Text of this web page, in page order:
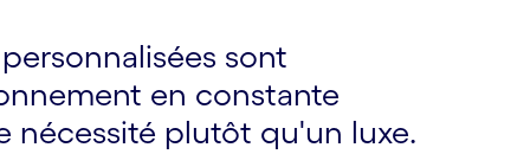
sont
en constante
nécessité plutôt qu'un luxe.